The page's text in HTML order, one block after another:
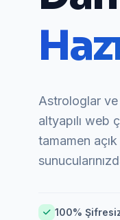
Astrologlar ve
altyapılı web
tamamen açık
100%